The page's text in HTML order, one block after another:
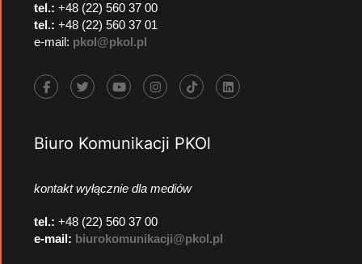
tel.: +48 (22) 560 37 00
tel.: +48 (22) 560 37 01
e-mail: pkol@pkol.pl
Biuro Komunikacji PKOl
kontakt wyłącznie dla mediów
tel.: +48 (22) 560 37 00
e-mail: biurokomunikacji@pkol.pl